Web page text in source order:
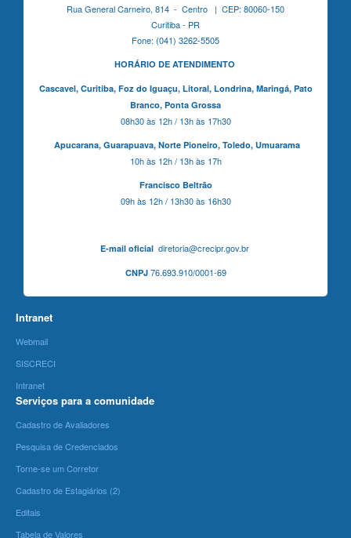
Rua General Carneiro, 814 - Centro | CEP: 80060-150
Curitiba - PR
Fone: (041) 3262-5505
HORÁRIO DE ATENDIMENTO
Cascavel, Curitiba,Foz do Iguaçu, Litoral, Londrina, Maringá, Pato
Branco, Ponta Grossa
08h30 às 12h / 13h às 17h30
Apucarana, Guarapuava, Norte Pioneiro, Toledo, Umuarama
10h às 12h / 13h às 17h
Francisco Beltrão
09h às 12h / 13h30 às 16h30
E-mail oficialdiretoria@crecipr.gov.br
CNPJ76.693.910/0001-69
Intranet
Webmail
SISCRECI
Intranet
Serviços para a comunidade
Cadastro de Avaliadores
Pesquisa de Credenciados
Torne-se um Corretor
Cadastro de Estagiários (2)
Editais
Tabela de Valores